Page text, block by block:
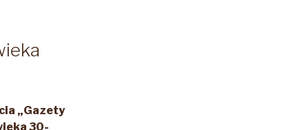
„Gazety
30-